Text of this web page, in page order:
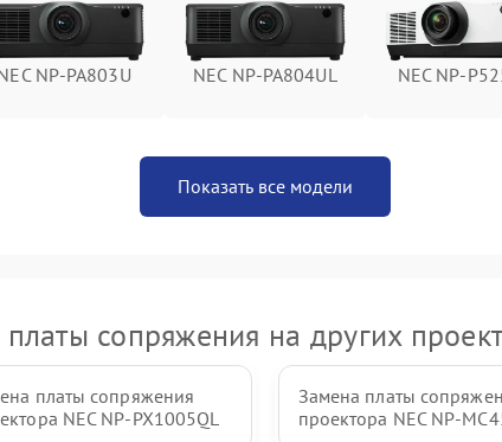
NP-PA803U NEC NP-PA804UL NEC NP-
Показать все модели
сопряжения на других
платы сопряжения
NEC NP-PX1005QL
Замена платы
проектора NEC NP-